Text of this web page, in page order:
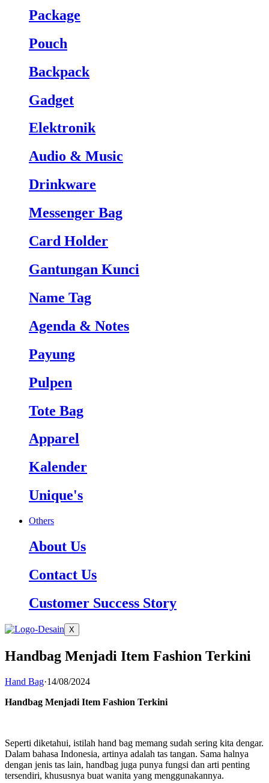
Package
Pouch
Backpack
Gadget
Elektronik
Audio & Music
Drinkware
Messenger Bag
Card Holder
Gantungan Kunci
Name Tag
Agenda & Notes
Payung
Pulpen
Tote Bag
Apparel
Kalender
Unique's
Others
About Us
Contact Us
Customer Success Story
X
Handbag Menjadi Item Fashion Terkini
Hand Bag·14/08/2024
Handbag Menjadi Item Fashion Terkini
Seperti diketahui, istilah hand bag memang sudah sering kita dengar.
Dalam bahasa Indonesia, artinya adalah tas tangan. Sama halnya
dengan jenis tas lain, handbag juga punya fungsi dan arti penting
tersendiri, khususnya buat wanita yang menggunakannya.